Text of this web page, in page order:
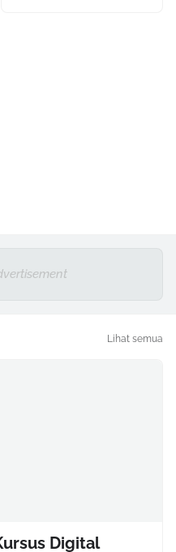
Lihat semua
Digital